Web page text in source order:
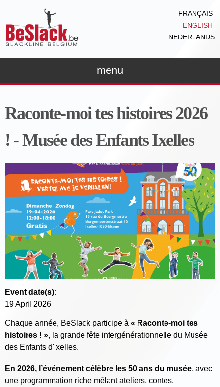
FRANÇAIS
ENGLISH
NEDERLANDS
menu
Raconte-moi tes histoires 2026
! - Musée des Enfants Ixelles
Event date(s):
19 April 2026
Chaque année, BeSlack participe à « Raconte-moi tes
histoires ! », la grande fête intergénérationnelle du Musée
des Enfants d'Ixelles.
En 2026, l’événement célèbre les 50 ans du musée, avec
une programmation riche mêlant ateliers, contes,